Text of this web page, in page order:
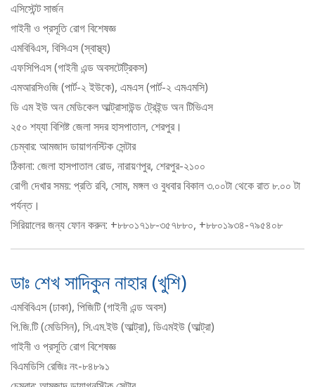
এসিস্টেন্ট সার্জন
গাইনী ও প্রসূতি রোগ বিশেষজ্ঞ
এমবিবিএস, বিসিএস (স্বাস্থ্য)
এফসিপিএস (গাইনী এন্ড অবসটেট্রিকস)
এমআরসিওজি (পার্ট-২ ইউকে), এমএস (পার্ট-২ এমএমসি)
ডি এম ইউ অন মেডিকেল আল্ট্রাসাউন্ড ট্রেইন্ড অন টিভিএস
২৫০ শয্যা বিশিষ্ট জেলা সদর হাসপাতাল, শেরপুর।
চেম্বার: আমজাদ ডায়াগনস্টিক সেন্টার
ঠিকানা: জেলা হাসপাতাল রোড, নারায়ণপুর, শেরপুর-২১০০
রোগী দেখার সময়: প্রতি রবি, সোম, মঙ্গল ও বুধবার বিকাল ৩.০০টা থেকে রাত ৮.০০ টা
পর্যন্ত।
সিরিয়ালের জন্য ফোন করুন: +৮৮০১৭১৮-৩৫৭৮৮০, +৮৮০১৯৩৪-৭৯৫৪০৮
ডাঃ শেখ সাদিকুন নাহার (খুশি)
এমবিবিএস (ঢাকা), পিজিটি (গাইনী এন্ড অবস)
পি.জি.টি (মেডিসিন), সি.এম.ইউ (আল্ট্রা), ডিএমইউ (আল্ট্রা)
গাইনী ও প্রসূতি রোগ বিশেষজ্ঞ
বিএমডিসি রেজিঃ নং-৮৪৮৯১